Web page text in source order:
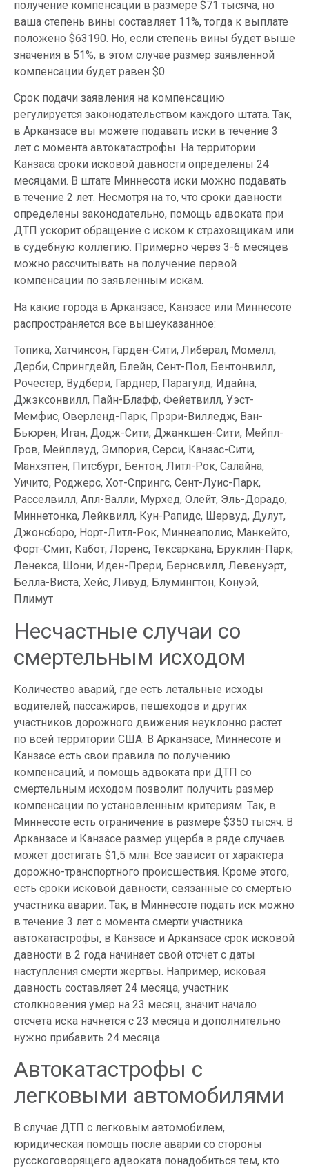
получение компенсации в размере $71 тысяча, но
ваша степень вины составляет 11%, тогда к выплате
положено $63190. Но, если степень вины будет выше
значения в 51%, в этом случае размер заявленной
компенсации будет равен $0.
Срок подачи заявления на компенсацию
регулируется законодательством каждого штата. Так,
в Арканзасе вы можете подавать иски в течение 3
лет с момента автокатастрофы. На территории
Канзаса сроки исковой давности определены 24
месяцами. В штате Миннесота иски можно подавать
в течение 2 лет. Несмотря на то, что сроки давности
определены законодательно, помощь адвоката при
ДТП ускорит обращение с иском к страховщикам или
в судебную коллегию. Примерно через 3-6 месяцев
можно рассчитывать на получение первой
компенсации по заявленным искам.
На какие города в Арканзасе, Канзасе или Миннесоте
распространяется все вышеуказанное:
Топика, Хатчинсон, Гарден-Сити, Либерал, Момелл,
Дерби, Спрингдейл, Блейн, Сент-Пол, Бентонвилл,
Рочестер, Вудбери, Гарднер, Парагулд, Идайна,
Джэксонвилл, Пайн-Блафф, Фейетвилл, Уэст-
Мемфис, Оверленд-Парк, Прэри-Вилледж, Ван-
Бьюрен, Иган, Додж-Сити, Джанкшен-Сити, Мейпл-
Гров, Мейплвуд, Эмпория, Серси, Канзас-Сити,
Манхэттен, Питсбург, Бентон, Литл-Рок, Салайна,
Уичито, Роджерс, Хот-Спрингс, Сент-Луис-Парк,
Расселвилл, Апл-Валли, Мурхед, Олейт, Эль-Дорадо,
Миннетонка, Лейквилл, Кун-Рапидс, Шервуд, Дулут,
Джонсборо, Норт-Литл-Рок, Миннеаполис, Манкейто,
Форт-Смит, Кабот, Лоренс, Тексаркана, Бруклин-Парк,
Ленекса, Шони, Иден-Прери, Бернсвилл, Левенуэрт,
Белла-Виста, Хейс, Ливуд, Блумингтон, Конуэй,
Плимут
Несчастные случаи со
смертельным исходом
Количество аварий, где есть летальные исходы
водителей, пассажиров, пешеходов и других
участников дорожного движения неуклонно растет
по всей территории США. В Арканзасе, Миннесоте и
Канзасе есть свои правила по получению
компенсаций, и помощь адвоката при ДТП со
смертельным исходом позволит получить размер
компенсации по установленным критериям. Так, в
Миннесоте есть ограничение в размере $350 тысяч. В
Арканзасе и Канзасе размер ущерба в ряде случаев
может достигать $1,5 млн. Все зависит от характера
дорожно-транспортного происшествия. Кроме этого,
есть сроки исковой давности, связанные со смертью
участника аварии. Так, в Миннесоте подать иск можно
в течение 3 лет с момента смерти участника
автокатастрофы, в Канзасе и Арканзасе срок исковой
давности в 2 года начинает свой отсчет с даты
наступления смерти жертвы. Например, исковая
давность составляет 24 месяца, участник
столкновения умер на 23 месяц, значит начало
отсчета иска начнется с 23 месяца и дополнительно
нужно прибавить 24 месяца.
Автокатастрофы с
легковыми автомобилями
В случае ДТП с легковым автомобилем,
юридическая помощь после аварии со стороны
русскоговорящего адвоката понадобиться тем, кто